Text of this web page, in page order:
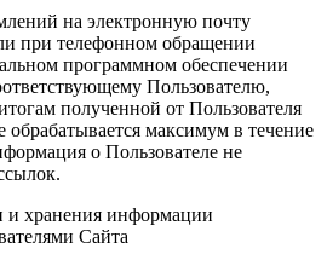
на электронную почту
при телефонном обращении
программном обеспечении
Пользователю,
полученной от Пользователя
максимум в течение
о Пользователе не
и хранения информации
Сайта